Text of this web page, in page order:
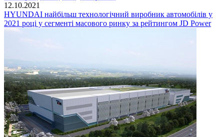
12.10.2021
HYUNDAI найбільш технологічний виробник автомобілів у
2021 році у сегменті масового ринку за рейтингом JD Power